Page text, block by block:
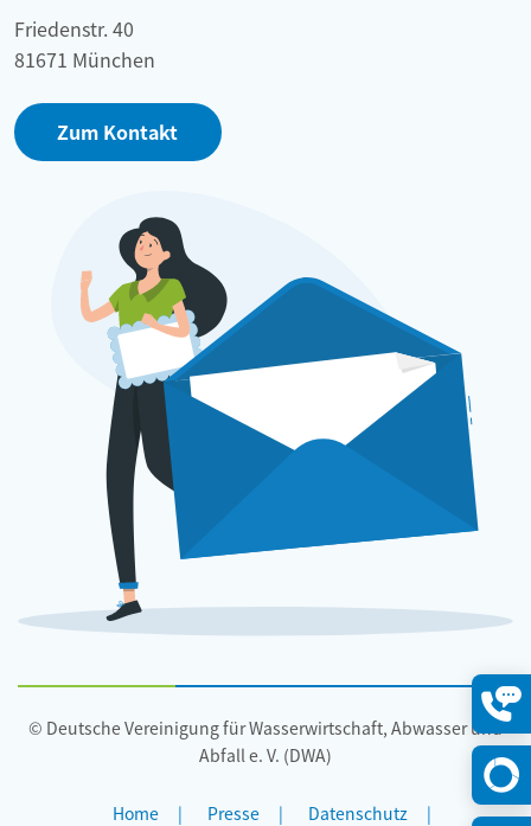
Friedenstr. 40
81671 München
Zum Kontakt
© Deutsche Vereinigung für Wasserwirtschaft, Abwasser und
Abfall e. V. (DWA)
Home Presse Datenschutz